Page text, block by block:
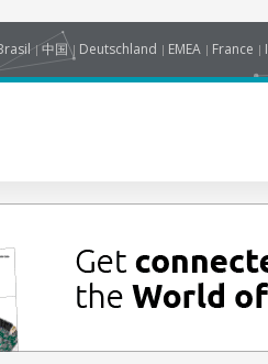
中国 Deutschland EMEA France